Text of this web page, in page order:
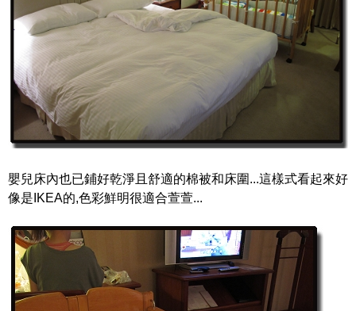
嬰兒床內也已鋪好乾淨且舒適的棉被和床圍...這樣式看起來好
像是IKEA的,色彩鮮明很適合萱萱...